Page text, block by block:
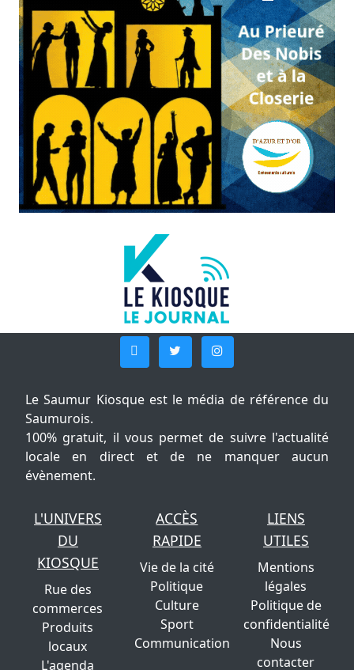
Le Saumur Kiosque est le média de référence du
Saumurois.
100% gratuit, il vous permet de suivre l'actualité
locale en direct et de ne manquer aucun
évènement.
L'UNIVERS
DU
KIOSQUE
Rue des
commerces
Produits
locaux
L'agenda
ACCÈS
RAPIDE
Vie de la cité
Politique
Culture
Sport
Communication
LIENS
UTILES
Mentions
légales
Politique de
confidentialité
Nous
contacter